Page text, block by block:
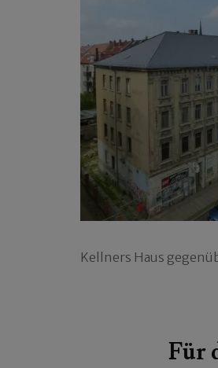
Kellners Haus
Für